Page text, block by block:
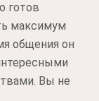
готов
максимум
общения он
Вы не